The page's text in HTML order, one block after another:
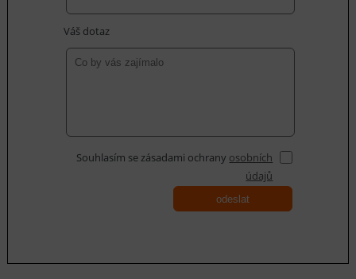
Váš dotaz
Souhlasím se zásadami ochrany osobních
údajů
odeslat